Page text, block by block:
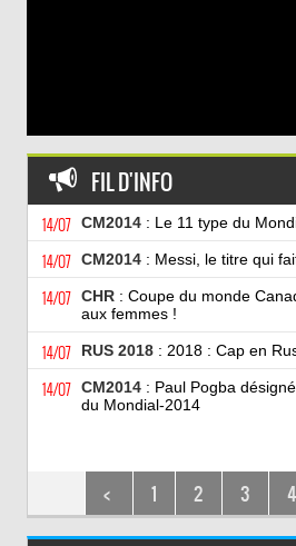
FIL D'INFO
14/07 CM2014: Le 11 type du
14/07 CM2014: Messi, le titre qui
14/07 CHR: Coupe du monde
aux femmes !
14/07 RUS 2018: 2018 : Cap en
14/07 CM2014: Paul Pogba
du Mondial-2014
< 1 2 3 4